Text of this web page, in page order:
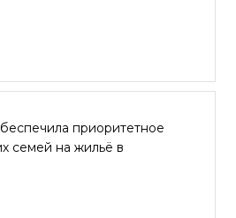
приоритетное
семей на жильё в